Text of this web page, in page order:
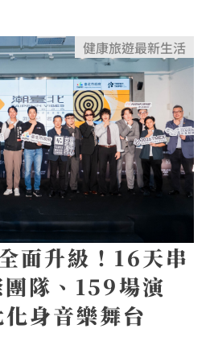
面升級！16天串
隊、159場演
身音樂舞台
健康旅遊最新生活